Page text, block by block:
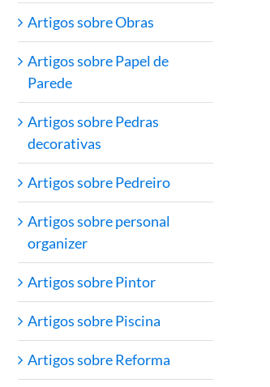
Artigos sobre Obras
Artigos sobre Papel de
Parede
Artigos sobre Pedras
decorativas
Artigos sobre Pedreiro
Artigos sobre personal
organizer
Artigos sobre Pintor
Artigos sobre Piscina
Artigos sobre Reforma